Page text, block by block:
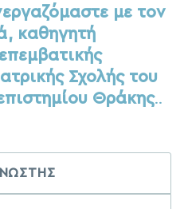
με τον
καθηγητή
Σχολής του
Θράκης..